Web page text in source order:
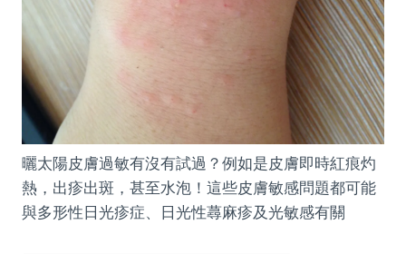
曬太陽皮膚過敏有沒有試過？例如是皮膚即時紅痕灼
熱，出疹出斑，甚至水泡！這些皮膚敏感問題都可能
與多形性日光疹症、日光性蕁麻疹及光敏感有關